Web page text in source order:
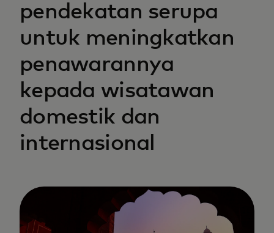
pendekatan serupa
untuk meningkatkan
penawarannya
kepada wisatawan
domestik dan
internasional